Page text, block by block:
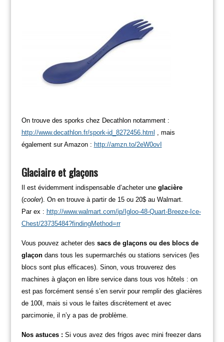
On trouve des sporks chez Decathlon notamment :
http://www.decathlon.fr/spork-id_8272456.html
, mais
également sur Amazon : http://amzn.to/2eW0ovI
Glaciaire et glaçons
Il est évidemment indispensable d’acheter une glacière
(cooler). On en trouve à partir de 15 ou 20$ au Walmart.
Par ex : http://www.walmart.com/ip/Igloo-48-Quart-Breeze-Ice-
Chest/23735484?findingMethod=rr
Vous pouvez acheter des sacs de glaçons ou des blocs de
glaçondans tous les supermarchés ou stations services (les
blocs sont plus efficaces). Sinon, vous trouverez des
machines à glaçon en libre service dans tous vos hôtels : on
est pas forcément sensé s’en servir pour remplir des glacières
de 100l, mais si vous le faites discrètement et avec
parcimonie, il n’y a pas de problème.
Nos astuces : Si vous avez des frigos avec mini freezer dans